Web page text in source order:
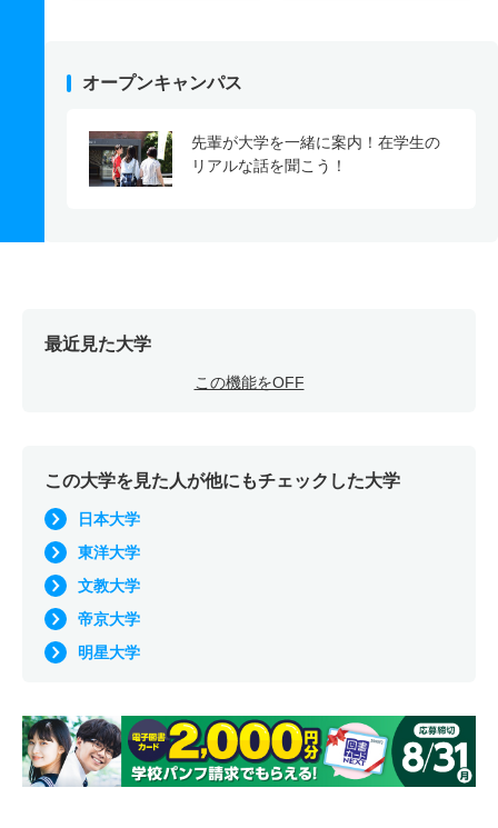
オープンキャンパス
先輩が大学を一緒に案内！在学生の
リアルな話を聞こう！
最近見た大学
この機能をOFF
この大学を見た人が他にもチェックした大学
日本大学
東洋大学
文教大学
帝京大学
明星大学